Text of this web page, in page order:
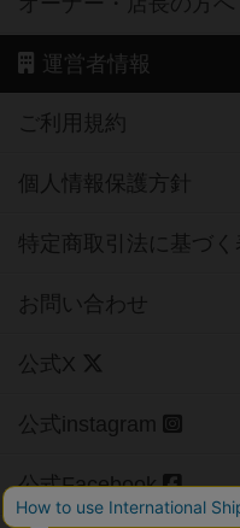
運営者情報
ご利用規約
個人情報保護方針
特定商取引法に基づく
お問い合わせ
公式X
公式instagram
公式Facebook